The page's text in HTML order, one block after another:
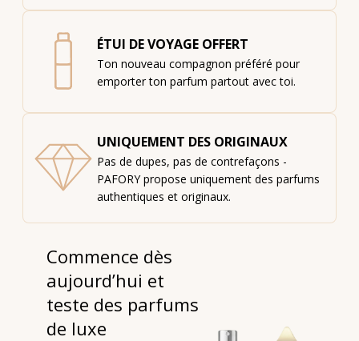
ÉTUI DE VOYAGE OFFERT
Ton nouveau compagnon préféré pour
emporter ton parfum partout avec toi.
UNIQUEMENT DES ORIGINAUX
Pas de dupes, pas de contrefaçons -
PAFORY propose uniquement des parfums
authentiques et originaux.
Commence dès
aujourd’hui et
teste des parfums
de luxe